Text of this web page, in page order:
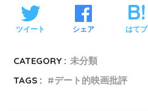
ツイート シェア はてブ
CATEGORY : 未分類
TAGS :
デート的映画批評